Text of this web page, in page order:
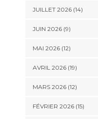
JUILLET 2026 (14)
JUIN 2026 (9)
MAI 2026 (12)
AVRIL 2026 (19)
MARS 2026 (12)
FÉVRIER 2026 (15)